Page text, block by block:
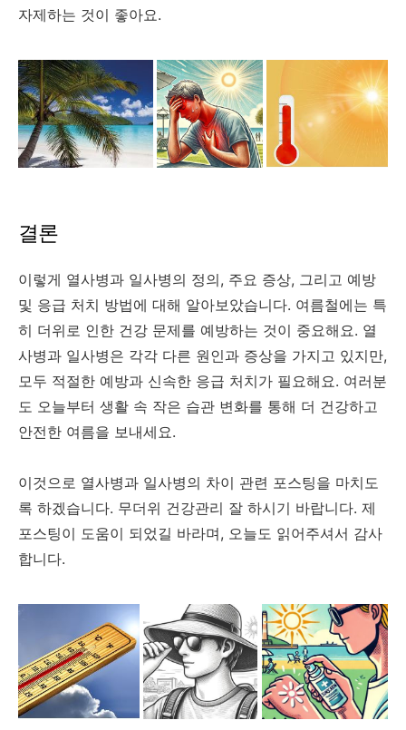
자제하는 것이 좋아요.
결론
이렇게 열사병과 일사병의 정의, 주요 증상, 그리고 예방
및 응급 처치 방법에 대해 알아보았습니다. 여름철에는 특
히 더위로 인한 건강 문제를 예방하는 것이 중요해요. 열
사병과 일사병은 각각 다른 원인과 증상을 가지고 있지만,
모두 적절한 예방과 신속한 응급 처치가 필요해요. 여러분
도 오늘부터 생활 속 작은 습관 변화를 통해 더 건강하고
안전한 여름을 보내세요.
이것으로 열사병과 일사병의 차이 관련 포스팅을 마치도
록 하겠습니다. 무더위 건강관리 잘 하시기 바랍니다. 제
포스팅이 도움이 되었길 바라며, 오늘도 읽어주셔서 감사
합니다.